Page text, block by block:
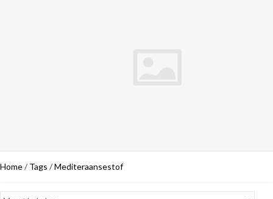
Home/ Tags /Mediteraansestof